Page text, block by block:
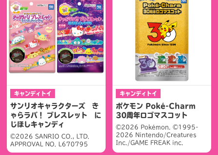
キャンディトイ
サンリオキャラクターズ き
ゃらラバ！ ブレスレット に
じほしキャンディ
©2026 SANRIO CO., LTD.
APPROVAL NO. L670795
キャンディトイ
ポケモン Poké-Charm
30周年ロゴマスコット
©2026 Pokémon. ©1995-
2026 Nintendo/Creatures
Inc./GAME FREAK inc.